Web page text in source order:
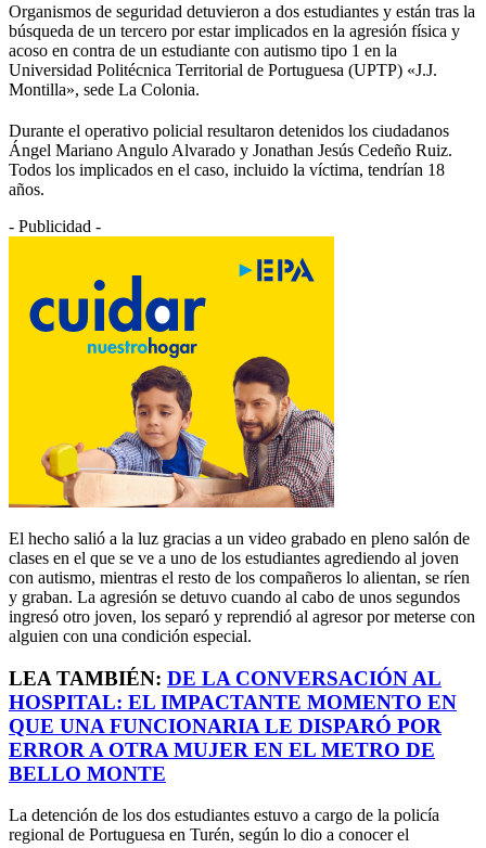
Organismos de seguridad detuvieron a dos estudiantes y están tras la
búsqueda de un tercero por estar implicados en la agresión física y
acoso en contra de un estudiante con autismo tipo 1 en la
Universidad Politécnica Territorial de Portuguesa (UPTP) «J.J.
Montilla», sede La Colonia.
Durante el operativo policial resultaron detenidos los ciudadanos
Ángel Mariano Angulo Alvarado y Jonathan Jesús Cedeño Ruiz.
Todos los implicados en el caso, incluido la víctima, tendrían 18
años.
- Publicidad -
El hecho salió a la luz gracias a un video grabado en pleno salón de
clases en el que se ve a uno de los estudiantes agrediendo al joven
con autismo, mientras el resto de los compañeros lo alientan, se ríen
y graban. La agresión se detuvo cuando al cabo de unos segundos
ingresó otro joven, los separó y reprendió al agresor por meterse con
alguien con una condición especial.
LEA TAMBIÉN: DE LA CONVERSACIÓN AL
HOSPITAL: EL IMPACTANTE MOMENTO EN
QUE UNA FUNCIONARIA LE DISPARÓ POR
ERROR A OTRA MUJER EN EL METRO DE
BELLO MONTE
La detención de los dos estudiantes estuvo a cargo de la policía
regional de Portuguesa en Turén, según lo dio a conocer el